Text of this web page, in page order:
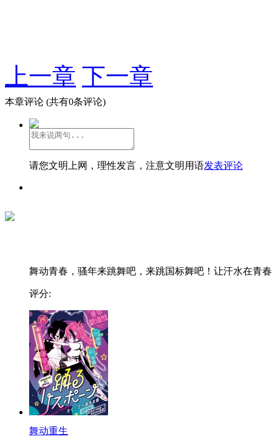
上一章 下一章
本章评论 (共有0条评论)
请您文明上网，理性发言，注意文明用语发表评论
舞动青春，骚年来跳舞吧，来跳国标舞吧！让汗水在青
评分:
舞动重生